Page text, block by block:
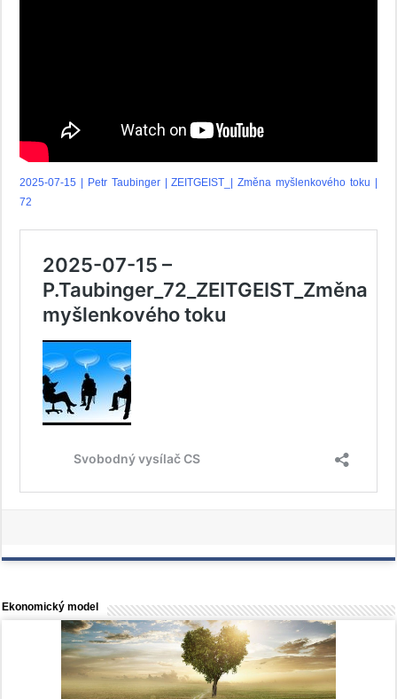
2025-07-15 | Petr Taubinger | ZEITGEIST_| Změna myšlenkového toku |
72
Ekonomický model